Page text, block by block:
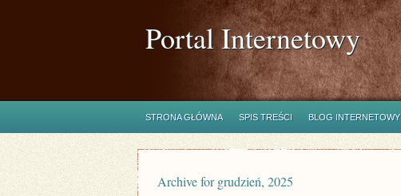
Portal Internetowy
STRONA GŁÓWNA SPIS TREŚCI BLOG INTERNETOWY
Archive for grudzień, 2025